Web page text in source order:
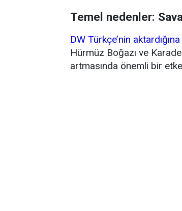
Temel nedenler:
DW Türkçe’nin
Hürmüz Boğazı ve
artmasında önemli bir